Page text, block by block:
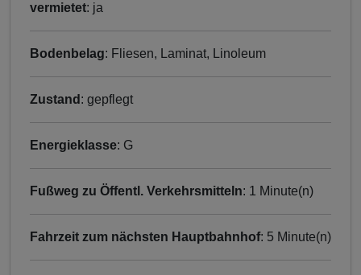
vermietet: ja
Bodenbelag: Fliesen, Laminat, Linoleum
Zustand : gepflegt
Energieklasse: G
Fußweg zu Öffentl. Verkehrsmitteln: 1 Minute(n)
Fahrzeit zum nächsten Hauptbahnhof: 5 Minute(n)